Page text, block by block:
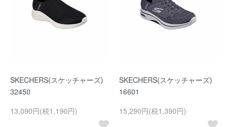
SKECHERS(スケッチャーズ)
32450
13,090円(税1,190円)
SKECHERS(スケッチャーズ)
16601
15,290円(税1,390円)